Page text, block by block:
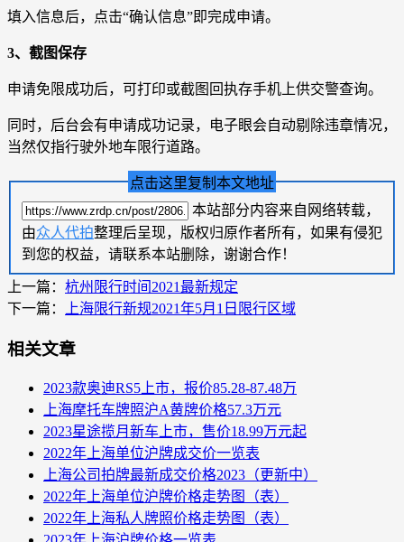
填入信息后，点击“确认信息”即完成申请。
3、截图保存
申请免限成功后，可打印或截图回执存手机上供交警查询。
同时，后台会有申请成功记录，电子眼会自动剔除违章情况，
当然仅指行驶外地车限行道路。
点击这里复制本文地址
本站部分内容来自网络转载，
由众人代拍整理后呈现，版权归原作者所有，如果有侵犯
到您的权益，请联系本站删除，谢谢合作！
上一篇： 杭州限行时间2021最新规定
下一篇：
上海限行新规2021年5月1日限行区域
相关文章
2023款奥迪RS5上市，报价85.28-87.48万
上海摩托车牌照沪A黄牌价格57.3万元
2023星途揽月新车上市，售价18.99万元起
2022年上海单位沪牌成交价一览表
上海公司拍牌最新成交价格2023（更新中）
2022年上海单位沪牌价格走势图（表）
2022年上海私人牌照价格走势图（表）